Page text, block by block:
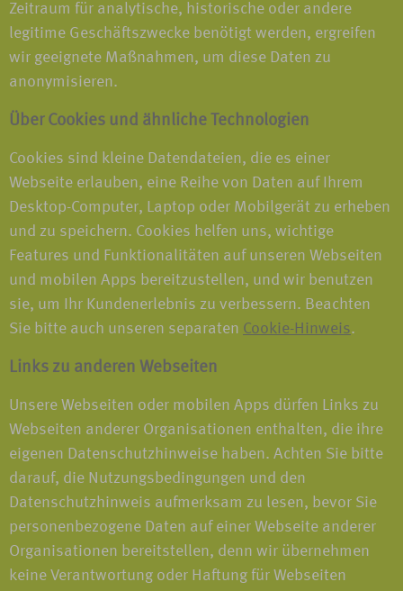
Zeitraum für analytische, historische oder andere
legitime Geschäftszwecke benötigt werden, ergreifen
wir geeignete Maßnahmen, um diese Daten zu
anonymisieren.
Über Cookies und ähnliche Technologien
Cookies sind kleine Datendateien, die es einer
Webseite erlauben, eine Reihe von Daten auf Ihrem
Desktop-Computer, Laptop oder Mobilgerät zu erheben
und zu speichern. Cookies helfen uns, wichtige
Features und Funktionalitäten auf unseren Webseiten
und mobilen Apps bereitzustellen, und wir benutzen
sie, um Ihr Kundenerlebnis zu verbessern. Beachten
Sie bitte auch unseren separaten Cookie-Hinweis.
Links zu anderen Webseiten
Unsere Webseiten oder mobilen Apps dürfen Links zu
Webseiten anderer Organisationen enthalten, die ihre
eigenen Datenschutzhinweise haben. Achten Sie bitte
darauf, die Nutzungsbedingungen und den
Datenschutzhinweis aufmerksam zu lesen, bevor Sie
personenbezogene Daten auf einer Webseite anderer
Organisationen bereitstellen, denn wir übernehmen
keine Verantwortung oder Haftung für Webseiten